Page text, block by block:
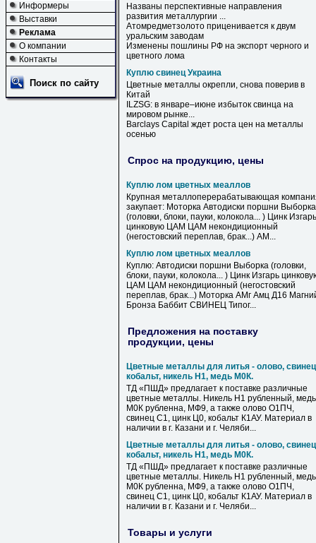
Информеры
Выставки
Реклама
О компании
Контакты
Поиск по сайту
Названы перспективные направления
развития металлургии ...
Атомредметзолото приценивается к двум
уральским заводам
Изменены пошлины РФ на экспорт черного и
цветного лома
Куплю свинец Украина
Цветные металлы окрепли, снова поверив в
Китай
ILZSG: в январе–июне избыток свинца на
мировом рынке...
Barclays Capital ждет роста цен на металлы
осенью
Спрос на продукцию, цены
Куплю лом цветных меаллов
Крупная металлоперерабатывающая
закупает: Моторка Автодиски поршни Выборка
(головки, блоки, пауки, колокола... ) Цинк Изгарь
цинковую ЦАМ ЦАМ некондиционный
(негостовский переплав, брак...) АМ...
Куплю лом цветных меаллов
Куплю: Автодиски поршни Выборка (головки,
блоки, пауки, колокола... ) Цинк Изгарь
ЦАМ ЦАМ некондиционный (негостовский
переплав, брак...) Моторка АМг Амц Д16
Бронза Баббит СВИНЕЦ Типог...
Предложения на поставку
продукции, цены
Цветные металлы для литья - олово,
кобальт, никель Н1, медь М0К.
ТД «ПШД» предлагает к поставке различные
цветные металлы. Никель Н1 рубленный, медь
М0К рубленна, МФ9, а также олово О1ПЧ,
свинец С1, цинк Ц0, кобальт К1АУ. Материал в
наличии в г. Казани и г. Челяби...
Цветные металлы для литья - олово,
кобальт, никель Н1, медь М0К.
ТД «ПШД» предлагает к поставке различные
цветные металлы. Никель Н1 рубленный, медь
М0К рубленна, МФ9, а также олово О1ПЧ,
свинец С1, цинк Ц0, кобальт К1АУ. Материал в
наличии в г. Казани и г. Челяби...
Товары и услуги